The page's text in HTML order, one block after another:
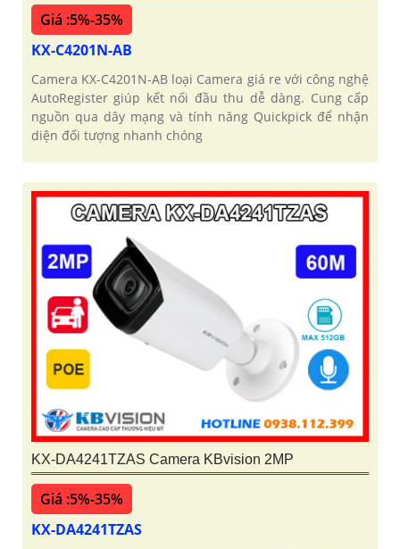
Giá :5%-35%
KX-C4201N-AB
Camera KX-C4201N-AB loại Camera giá re với công nghệ
AutoRegister giúp kết nối đầu thu dễ dàng. Cung cấp
nguồn qua dây mạng và tính năng Quickpick để nhận
diện đối tượng nhanh chóng
KX-DA4241TZAS Camera KBvision 2MP
Giá :5%-35%
KX-DA4241TZAS